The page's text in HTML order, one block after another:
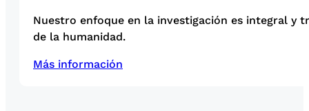
Nuestro enfoque en la investigación es integral y
de la humanidad.
Más información